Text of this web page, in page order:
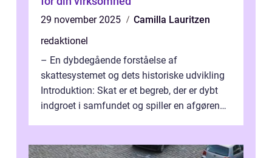
29 november 2025
Camilla Lauritzen
redaktionel
– En dybdegående forståelse af
skattesystemet og dets historiske udvikling
Introduktion: Skat er et begreb, der er dybt
indgroet i samfundet og spiller en afgørende